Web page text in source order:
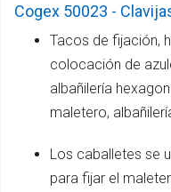
Cogex 50023 -
Tacos de fijación,
colocación de
albañilería
maletero,
Los caballetes se
para fijar el